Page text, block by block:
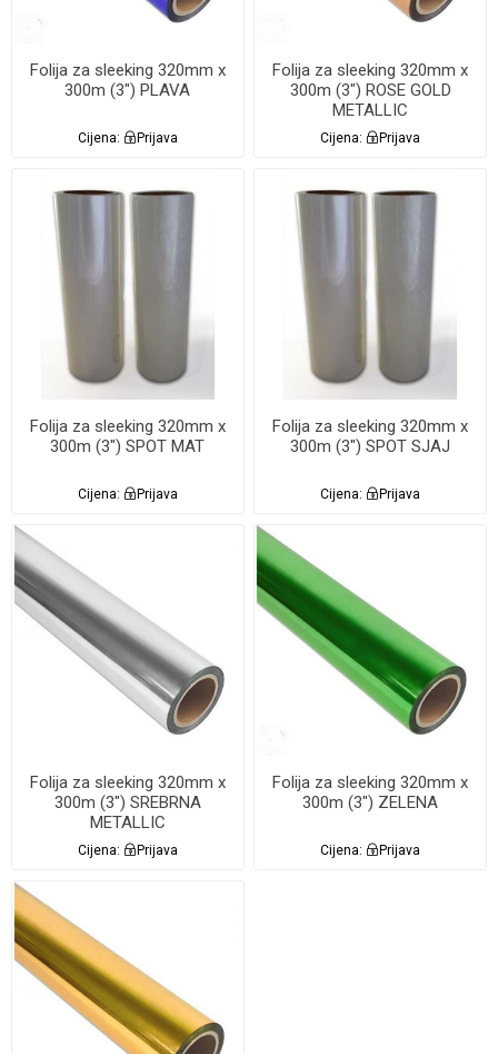
Folija za sleeking 320mm x
300m (3") PLAVA
Cijena: Prijava
Folija za sleeking 320mm x
300m (3") ROSE GOLD
METALLIC
Cijena: Prijava
Folija za sleeking 320mm x
300m (3") SPOT MAT
Cijena: Prijava
Folija za sleeking 320mm x
300m (3") SPOT SJAJ
Cijena: Prijava
Folija za sleeking 320mm x
300m (3") SREBRNA
METALLIC
Cijena: Prijava
Folija za sleeking 320mm x
300m (3") ZELENA
Cijena: Prijava